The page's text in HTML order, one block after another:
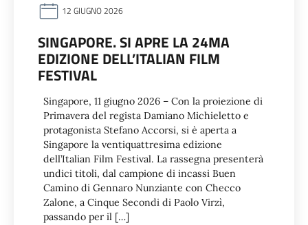
12 GIUGNO 2026
SINGAPORE. SI APRE LA 24MA
EDIZIONE DELL’ITALIAN FILM
FESTIVAL
Singapore, 11 giugno 2026 – Con la proiezione di
Primavera del regista Damiano Michieletto e
protagonista Stefano Accorsi, si è aperta a
Singapore la ventiquattresima edizione
dell’Italian Film Festival. La rassegna presenterà
undici titoli, dal campione di incassi Buen
Camino di Gennaro Nunziante con Checco
Zalone, a Cinque Secondi di Paolo Virzì,
passando per il […]